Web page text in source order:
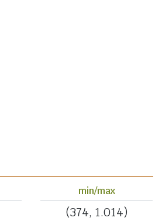
min/max
(374, 1.014)